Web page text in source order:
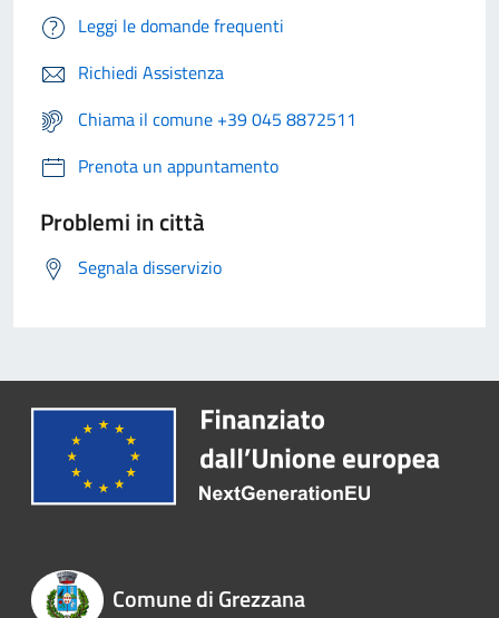
Leggi le domande frequenti
Richiedi Assistenza
Chiama il comune +39 045 8872511
Prenota un appuntamento
Problemi in città
Segnala disservizio
Comune di Grezzana